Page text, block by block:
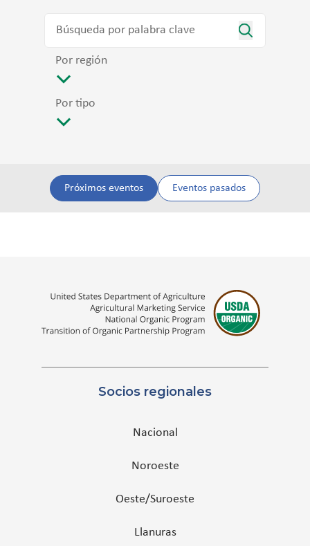
Por región
Por tipo
Próximos eventos Eventos pasados
Socios regionales
Nacional
Noroeste
Oeste/Suroeste
Llanuras